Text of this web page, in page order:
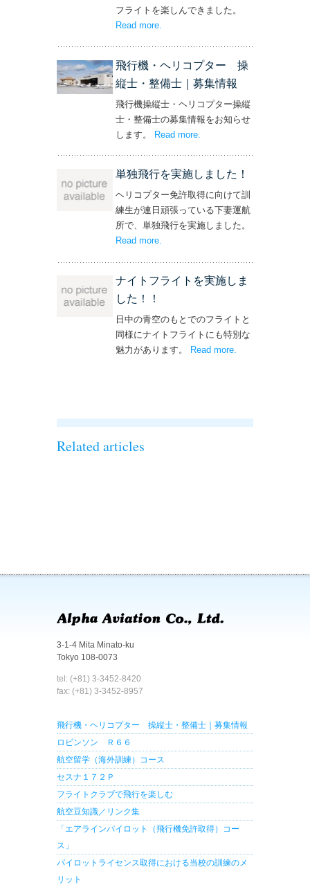
フライトを楽しんできました。
Read more– ‘社長と専務からの嬉しいプレゼン
.
飛行機・ヘリコプター 操
縦士・整備士｜募集情報
飛行機操縦士・ヘリコプター操縦
士・整備士の募集情報をお知らせ
します。 Read more
単独飛行を実施しました！
ヘリコプター免許取得に向けて訓
練生が連日頑張っている下妻運航
所で、単独飛行を実施しました。
Read more– ‘単独飛行を実施しました！’
.
ナイトフライトを実施しま
した！！
日中の青空のもとでのフライトと
同様にナイトフライトにも特別な
魅力があります。 Read more
Related articles
3-1-4 Mita Minato-ku
Tokyo 108-0073
tel: (+81) 3-3452-8420
fax: (+81) 3-3452-8957
飛行機・ヘリコプター 操縦士・整備士｜募集情報
ロビンソン Ｒ６６
航空留学（海外訓練）コース
セスナ１７２Ｐ
フライトクラブで飛行を楽しむ
航空豆知識／リンク集
「エアラインパイロット（飛行機免許取得）コー
ス」
パイロットライセンス取得における当校の訓練のメ
リット